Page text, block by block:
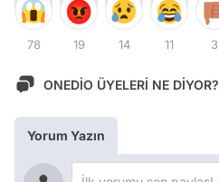
78 19 14 11 3
ONEDİO ÜYELERİ NE DİYOR?
Yorum Yazın